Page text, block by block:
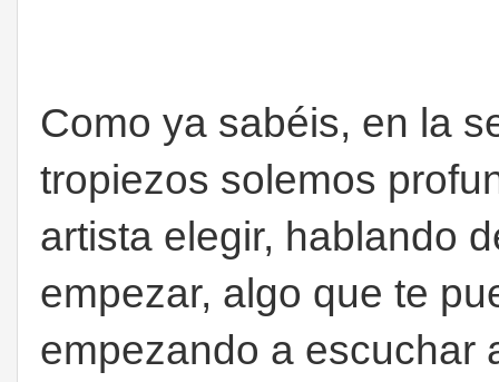
Como ya sabéis, en la
tropiezos solemos
artista elegir, hablando
empezar, algo que te
empezando a escuchar